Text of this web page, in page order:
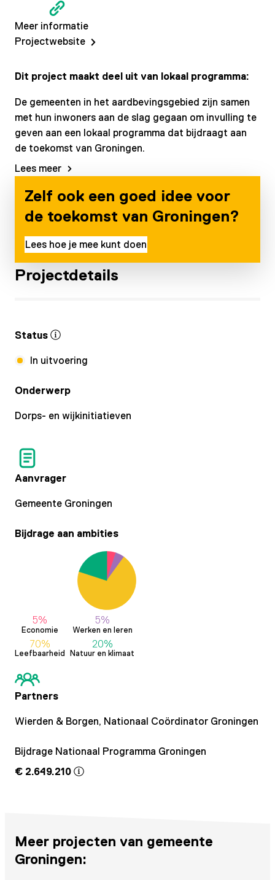
Meer informatie
Projectwebsite
Dit project maakt deel uit van lokaal programma:
De gemeenten in het aardbevingsgebied zijn samen
met hun inwoners aan de slag gegaan om invulling te
geven aan een lokaal programma dat bijdraagt aan
de toekomst van Groningen.
Lees meer
Zelf ook een goed idee voor
de toekomst van Groningen?
Lees hoe je mee kunt doen
Projectdetails
Status
In uitvoering
Onderwerp
Dorps- en wijkinitiatieven
Aanvrager
Gemeente Groningen
Bijdrage aan ambities
5%
Economie
5%
Werken en leren
70%
Leefbaarheid
20%
Natuur en klimaat
Partners
Wierden & Borgen, Nationaal Coördinator Groningen
Bijdrage Nationaal Programma Groningen
€ 2.649.210
Meer projecten van gemeente
Groningen: